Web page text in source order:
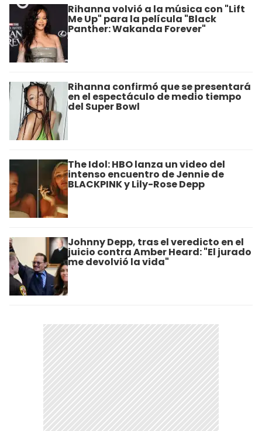
Rihanna volvió a la música con "Lift
Me Up" para la película "Black
Panther: Wakanda Forever"
Rihanna confirmó que se presentará
en el espectáculo de medio tiempo
del Super Bowl
The Idol: HBO lanza un video del
intenso encuentro de Jennie de
BLACKPINK y Lily-Rose Depp
Johnny Depp, tras el veredicto en el
juicio contra Amber Heard: "El jurado
me devolvió la vida"